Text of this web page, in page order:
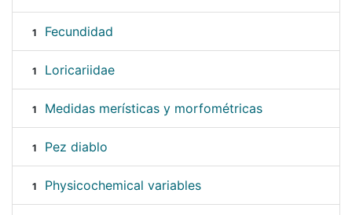
1 Fecundidad
1 Loricariidae
1 Medidas merísticas y morfométricas
1 Pez diablo
1 Physicochemical variables